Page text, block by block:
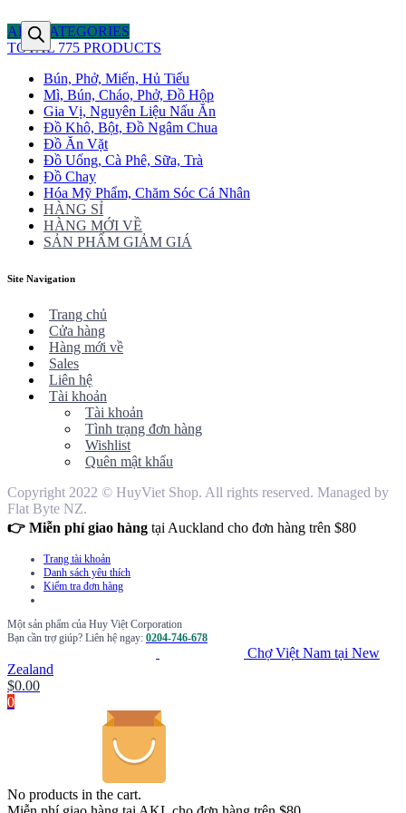
ALL CATEGORIES
TOTAL 775 PRODUCTS
Bún, Phở, Miến, Hủ Tiếu
Mì, Bún, Cháo, Phở, Đồ Hộp
Gia Vị, Nguyên Liệu Nấu Ăn
Đồ Khô, Bột, Đồ Ngâm Chua
Đồ Ăn Vặt
Đồ Uống, Cà Phê, Sữa, Trà
Đồ Chay
Hóa Mỹ Phẩm, Chăm Sóc Cá Nhân
HÀNG SỈ
HÀNG MỚI VỀ
SẢN PHẨM GIẢM GIÁ
Site Navigation
Trang chủ
Cửa hàng
Hàng mới về
Sales
Liên hệ
Tài khoản
Tài khoản
Tình trạng đơn hàng
Wishlist
Quên mật khẩu
Copyright 2022 © HuyViet Shop. All rights reserved. Managed by
Flat Byte NZ.
👉 Miễn phí giao hàng tại Auckland cho đơn hàng trên $80
Trang tài khoản
Danh sách yêu thích
Kiểm tra đơn hàng
Một sản phẩm của Huy Việt Corporation
Bạn cần trợ giúp? Liên hệ ngay: 0204-746-678
Chợ Việt Nam tại New
Zealand
$0.00
0
No products in the cart.